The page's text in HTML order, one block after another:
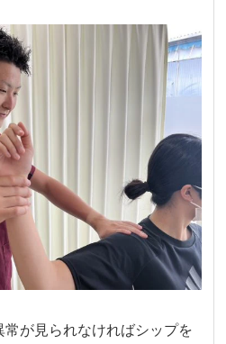
が見られなければシップを